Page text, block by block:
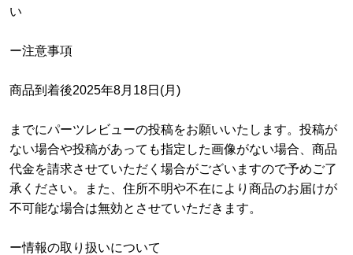
い
ー注意事項
商品到着後2025年8月18日(月)
までにパーツレビューの投稿をお願いいたします。投稿が
ない場合や投稿があっても指定した画像がない場合、商品
代金を請求させていただく場合がございますので予めご了
承ください。また、住所不明や不在により商品のお届けが
不可能な場合は無効とさせていただきます。
ー情報の取り扱いについて